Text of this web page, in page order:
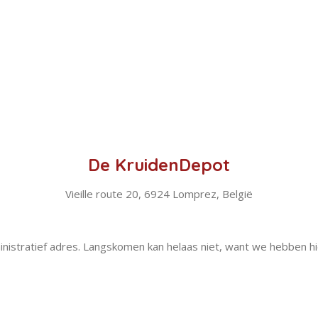
De KruidenDepot
Vieille route 20, 6924 Lomprez, België
adres. Langskomen kan helaas niet, want we hebben